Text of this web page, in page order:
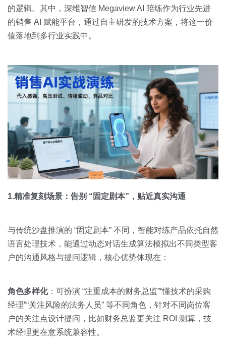
的逻辑。其中，深维智信 Megaview AI 陪练作为行业先进
的销售 AI 赋能平台，通过自主研发的技术方案，将这一价
值落地到多行业实践中。
1.精准复刻场景：告别 “固定剧本”，贴近真实沟通
与传统沙盘推演的 “固定剧本” 不同，智能对练产品依托自然
语言处理技术，能通过动态对话生成算法模拟出不同类型客
户的沟通风格与提问逻辑，核心优势体现在：
角色多样化：可扮演 “注重成本的财务总监”“懂技术的采购
经理”“关注风险的法务人员” 等不同角色，针对不同岗位客
户的关注点设计提问，比如财务总监更关注 ROI 测算，技
术经理更在意系统兼容性。